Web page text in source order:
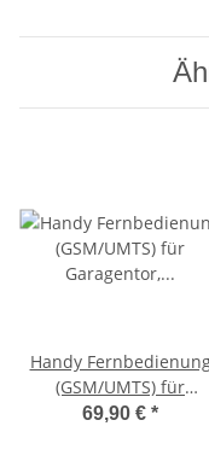
Handy
(GSM/UMTS) für
Garagentor,
69,90 € *